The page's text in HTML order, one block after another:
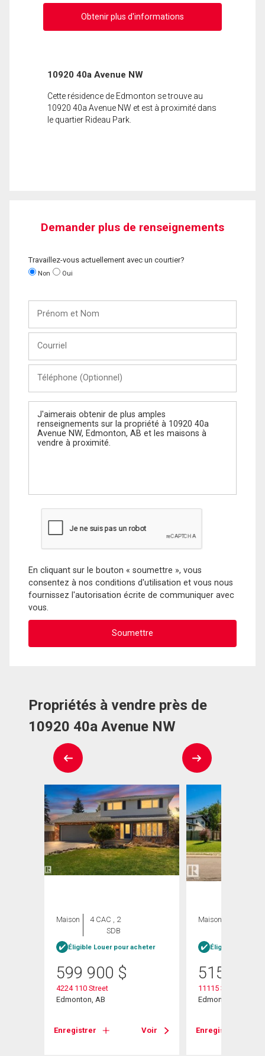
Obtenir plus d'informations
10920 40a Avenue NW
Cette résidence de Edmonton se trouve au
10920 40a Avenue NW et est à proximité dans
le quartier Rideau Park.
Demander plus de renseignements
Travaillez-vous actuellement avec un courtier?
Non Oui
Nom
(Optionnel)
Message
En cliquant sur le bouton « soumettre », vous
consentez à nos conditions d'utilisation et vous nous
fournissez l'autorisation écrite de communiquer avec
vous.
Propriétés à vendre près de
10920 40a Avenue NW
Maison
4 CAC , 2
SDB
Éligible Louer pour acheter
599 900 $
4224 110 Street
Edmonton, AB
Enregistrer Voir
Maison
Éligible Louer
515 000
11115 39a Avenue
Edmonton, AB
Enregistrer